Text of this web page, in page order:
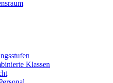
Klassen